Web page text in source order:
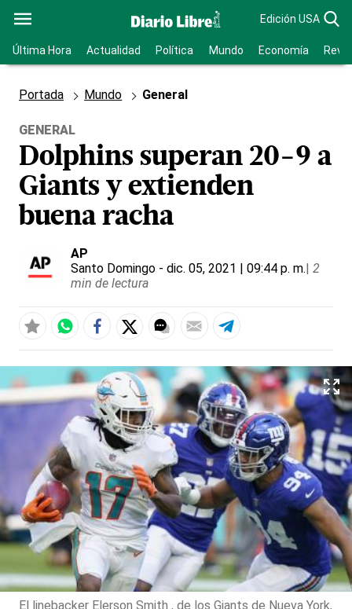
Edición USA
Última Hora Actualidad Política Mundo Economía
Portada Mundo General
GENERAL
Dolphins superan 20-9 a
Giants y extienden
buena racha
AP
Santo Domingo - dic. 05, 2021 | 09:44 p. m.| 2
min de lectura
El linebacker Elerson Smith , de los Giants de Nueva York,